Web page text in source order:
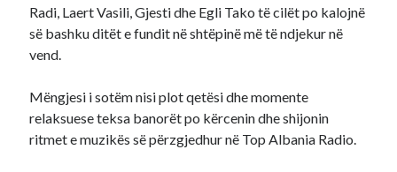
Radi, Laert Vasili, Gjesti dhe Egli Tako të cilët po kalojnë
së bashku ditët e fundit në shtëpinë më të ndjekur në
vend.
Mëngjesi i sotëm nisi plot qetësi dhe momente
relaksuese teksa banorët po kërcenin dhe shijonin
ritmet e muzikës së përzgjedhur në Top Albania Radio.